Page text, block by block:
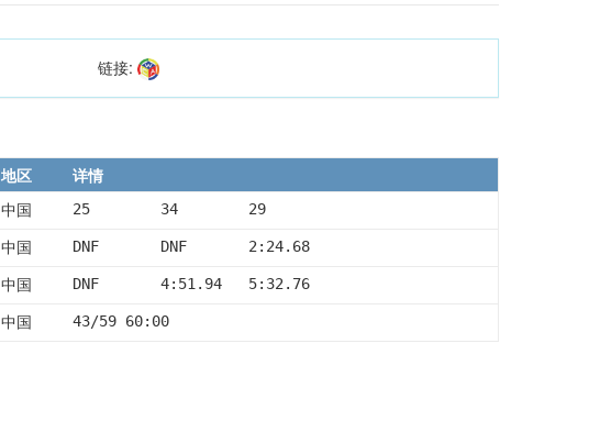
链接:
地区
详情
中国 25        34        29
中国 DNF       DNF       2:24.68
中国 DNF       4:51.94   5:32.76
中国 43/59 60:00